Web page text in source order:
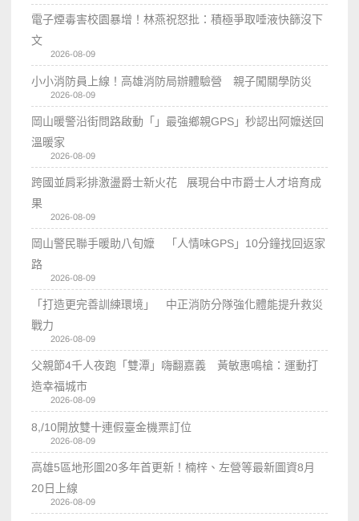
電子煙毒害校園暴增！林燕祝怒批：積極爭取唾液快篩沒下
文
2026-08-09
小小消防員上線！高雄消防局辦體驗營 親子闖關學防災
2026-08-09
岡山暖警沿街問路啟動「」最強鄉親GPS」秒認出阿嬤送回
溫暖家
2026-08-09
跨國並肩彩排激盪爵士新火花 展現台中市爵士人才培育成
果
2026-08-09
岡山警民聯手暖助八旬嬤 「人情味GPS」10分鐘找回返家
路
2026-08-09
「打造更完善訓練環境」 中正消防分隊強化體能提升救災
戰力
2026-08-09
父親節4千人夜跑「雙潭」嗨翻嘉義 黃敏惠鳴槍：運動打
造幸福城市
2026-08-09
8,/10開放雙十連假臺金機票訂位
2026-08-09
高雄5區地形圖20多年首更新！楠梓、左營等最新圖資8月
20日上線
2026-08-09